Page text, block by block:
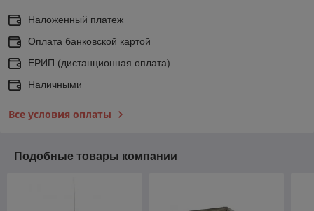
Наложенный платеж
Оплата банковской картой
ЕРИП (дистанционная оплата)
Наличными
Все условия оплаты
Подобные товары компании